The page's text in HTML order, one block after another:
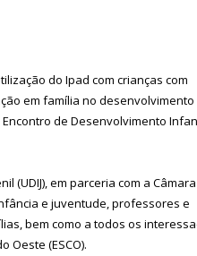
do Ipad com crianças com
em família no desenvolvimento
de Desenvolvimento
(UDIJ), em parceria com a
e juventude, professores e
bem como a todos os
Oeste (ESCO).